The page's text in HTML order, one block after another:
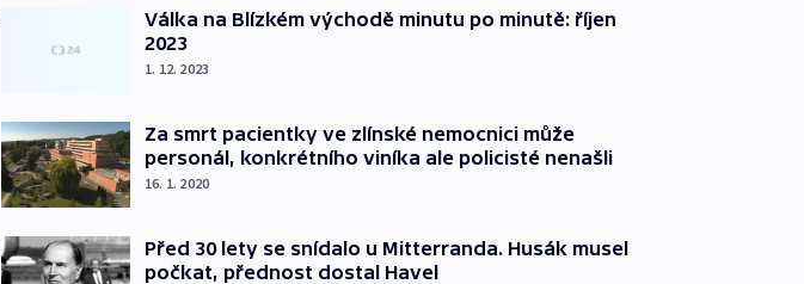
Válka na Blízkém východě minutu po minutě: říjen
2023
1. 12. 2023
Za smrt pacientky ve zlínské nemocnici může
personál, konkrétního viníka ale policisté nenašli
16. 1. 2020
Před 30 lety se snídalo u Mitterranda. Husák musel
počkat, přednost dostal Havel